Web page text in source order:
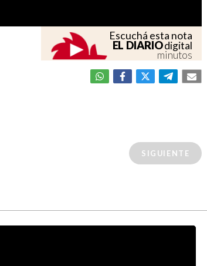
Escuchá esta nota
EL DIARIOdigital
minutos
SIGUIENTE